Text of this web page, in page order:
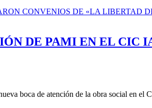
DE PAMI EN EL CIC
boca de atención de la obra social en el